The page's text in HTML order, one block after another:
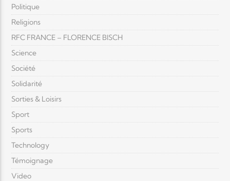
Politique
Religions
RFC FRANCE – FLORENCE BISCH
Science
Société
Solidarité
Sorties & Loisirs
Sport
Sports
Technology
Témoignage
Video